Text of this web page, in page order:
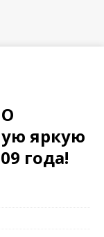
яркую
года!